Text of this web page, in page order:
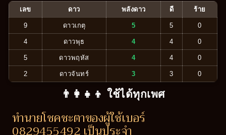
เลข ดาว พลังดาว ดี ร้าย
9 ดาวเกตุ 5 5 0
4 ดาวพุธ 4 4 0
5 ดาวพฤหัส 4 4 0
2 ดาวจันทร์ 3 3 0
👨‍👩‍👧‍👦 ใช้ได้ทุกเพศ
ทำนายโชคชะตาของผู้ใช้เบอร์